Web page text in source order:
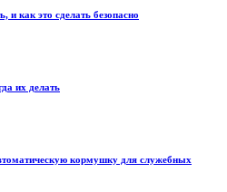
и как это сделать безопасно
их делать
кормушку для служебных